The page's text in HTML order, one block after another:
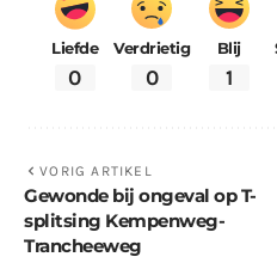
Liefde
0
Verdrietig
0
Blij
1
VORIG ARTIKEL
Gewonde bij ongeval op T-
splitsing Kempenweg-
Trancheeweg